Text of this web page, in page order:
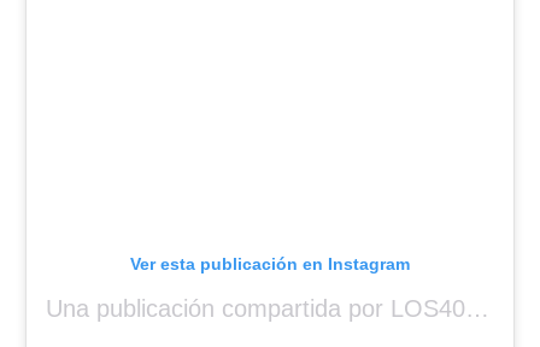
Ver esta publicación en Instagram
Una publicación compartida por LOS40 Panamá (@los40panama)